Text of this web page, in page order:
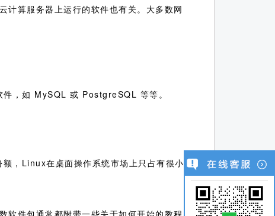
计算服务器上运行的软件也有关。大多数网
，如 MySQL 或 PostgreSQL 等等。
，Linux在桌面操作系统市场上只占有很小
软件包通常都附带一些关于如何开始的教程